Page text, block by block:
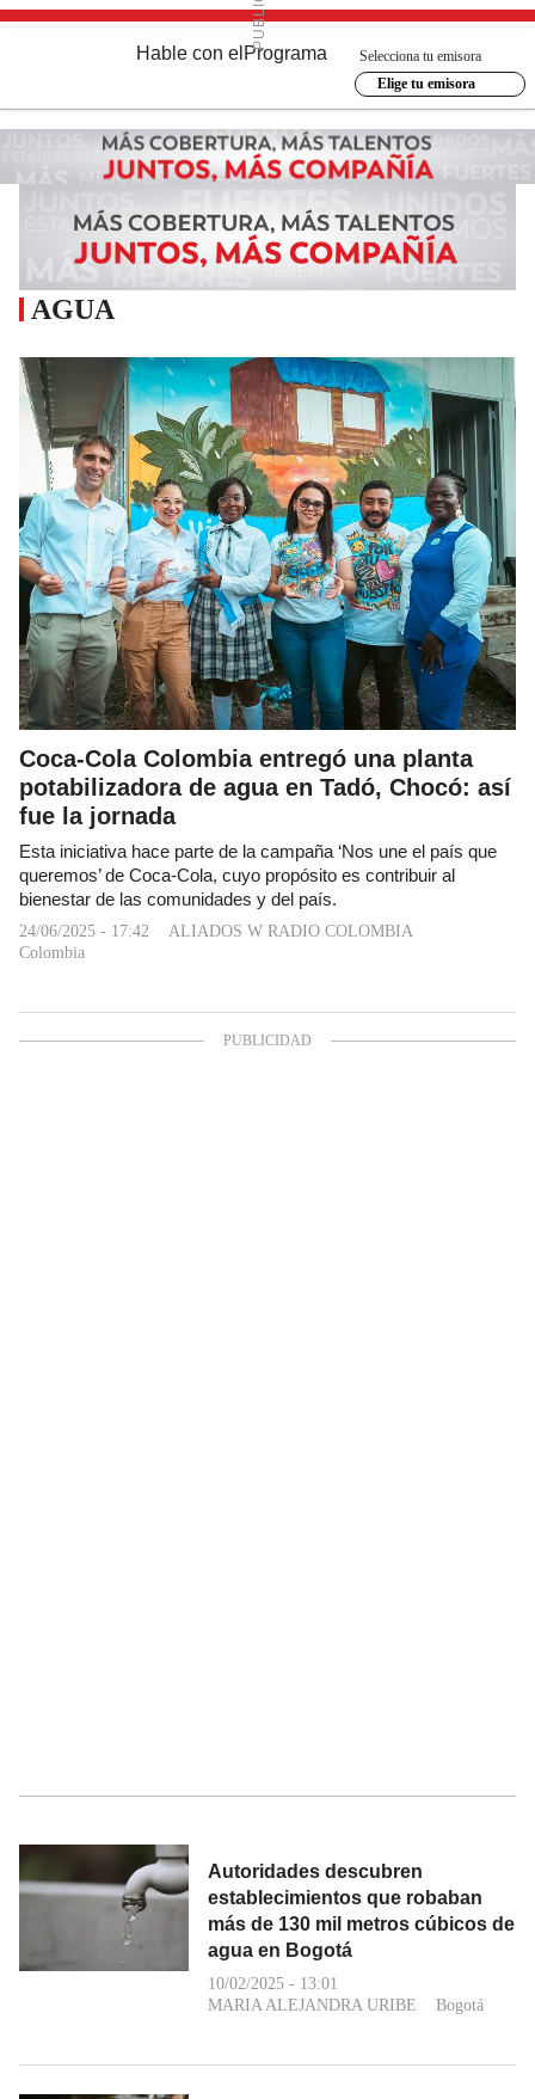
Hable con el Programa
Selecciona tu emisora
Elige tu emisora
AGUA
Coca-Cola Colombia entregó una planta
potabilizadora de agua en Tadó, Chocó: así
fue la jornada
Esta iniciativa hace parte de la campaña ‘Nos une el país que
queremos’ de Coca-Cola, cuyo propósito es contribuir al
bienestar de las comunidades y del país.
24/06/2025 - 17:42
ALIADOS W RADIO COLOMBIA
Colombia
Autoridades descubren
establecimientos que robaban
más de 130 mil metros cúbicos de
agua en Bogotá
10/02/2025 - 13:01
MARIA ALEJANDRA URIBE
Bogotá